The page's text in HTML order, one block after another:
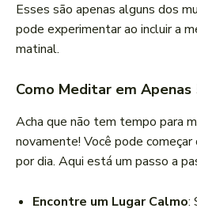
Esses são apenas alguns dos
pode experimentar ao incluir a
matinal.
Como Meditar em Apenas
Acha que não tem tempo para
novamente! Você pode começar
por dia. Aqui está um passo a
Encontre um Lugar Calmo: